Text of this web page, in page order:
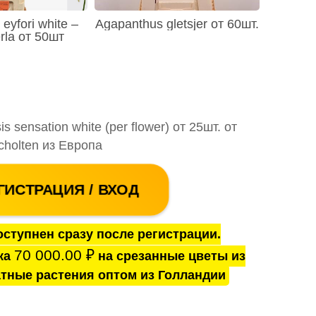
white –
от 50шт
Agapanthus gletsjer от 60шт.
sensation white (per flower) от 25шт. от
из Европа
/ ВХОД
сразу после регистрации.
70 000.00 ₽на срезанные цветы из
растения оптом из Голландии